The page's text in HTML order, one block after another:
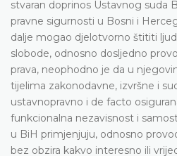
stvaran doprinos Ustavnog suda
pravne sigurnosti u Bosni i
dalje mogao djelotvorno štititi
slobode, odnosno dosljedno
prava, neophodno je da u
tijelima zakonodavne, izvršne i
ustavnopravno i de facto
funkcionalna nezavisnost i
u BiH primjenjuju, odnosno
bez obzira kakvo interesno ili